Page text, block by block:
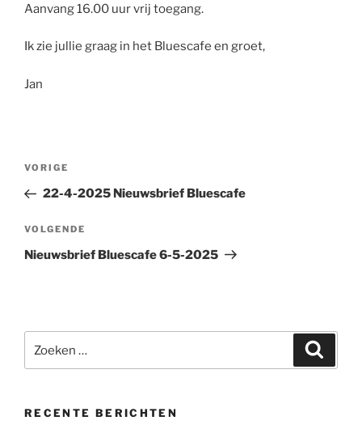
Aanvang 16.00 uur vrij toegang.
Ik zie jullie graag in het Bluescafe en groet,
Jan
Bericht
Vorig
bericht
VORIGE
22-4-2025 Nieuwsbrief Bluescafe
Volgend
bericht
VOLGENDE
Nieuwsbrief Bluescafe 6-5-2025
naar:
RECENTE BERICHTEN